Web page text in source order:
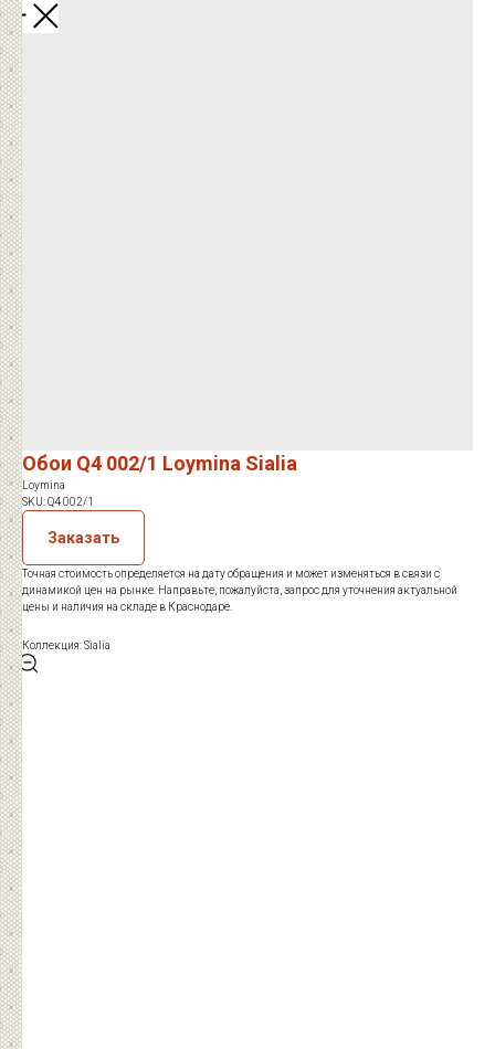
Закрыть
Обои Q4 002/1 Loymina Sialia
Loymina
SKU:Q4 002/1
Заказать
Точная стоимость определяется на дату обращения и может изменяться в связи с
динамикой цен на рынке. Направьте, пожалуйста, запрос для уточнения актуальной
цены и наличия на складе в Краснодаре.
Коллекция: Sialia